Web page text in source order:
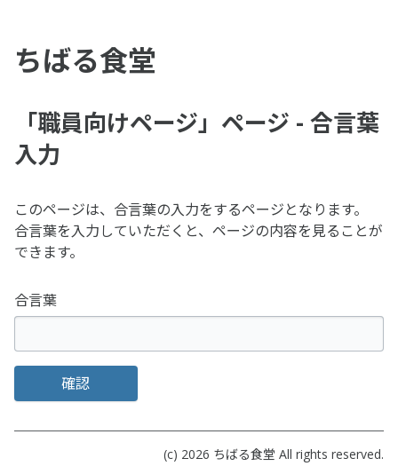
ちばる食堂
「職員向けページ」ページ - 合言葉
入力
このページは、合言葉の入力をするページとなります。
合言葉を入力していただくと、ページの内容を見ることが
できます。
合言葉
確認
(c) 2026 ちばる食堂 All rights reserved.